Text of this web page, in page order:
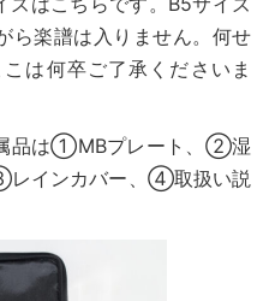
ら楽譜は入りません。何せ
は何卒ご了承くださいま
品は①MBプレート、②湿
レインカバー、④取扱い説